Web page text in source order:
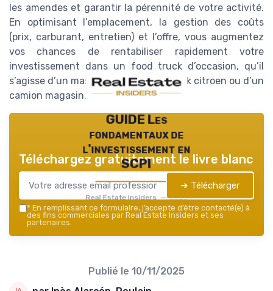
les amendes et garantir la pérennité de votre activité.
En optimisant l’emplacement, la gestion des coûts
(prix, carburant, entretien) et l’offre, vous augmentez
vos chances de rentabiliser rapidement votre
investissement dans un food truck d’occasion, qu’il
s’agisse d’un master camion, d’un truck citroen ou d’un
camion magasin.
GUIDE Les
fondamentaux de
l'investissement en
SCPI
Real Estate Insiders — 2026
Téléchargez gratuitement le livre blanc
➔ Télécharger
* En remplissant ce formulaire, j’accepte d’être contacté(e) à
des fins commerciales par Real Estate Insiders et ses
partenaires.
Publié le 10/11/2025